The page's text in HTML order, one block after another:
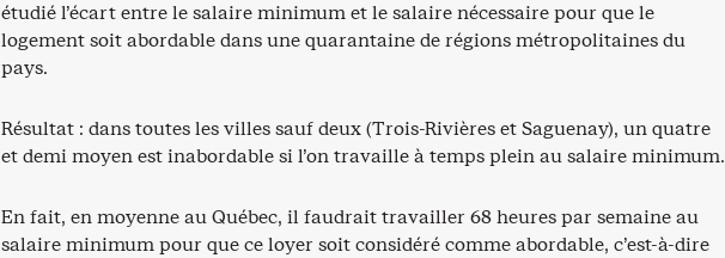
étudié l’écart entre le salaire minimum et le salaire nécessaire pour que le
logement soit abordable dans une quarantaine de régions métropolitaines du
pays.
Résultat : dans toutes les villes sauf deux (Trois-Rivières et Saguenay), un quatre
et demi moyen est inabordable si l’on travaille à temps plein au salaire minimum.
En fait, en moyenne au Québec, il faudrait travailler 68 heures par semaine au
salaire minimum pour que ce loyer soit considéré comme abordable, c’est-à-dire